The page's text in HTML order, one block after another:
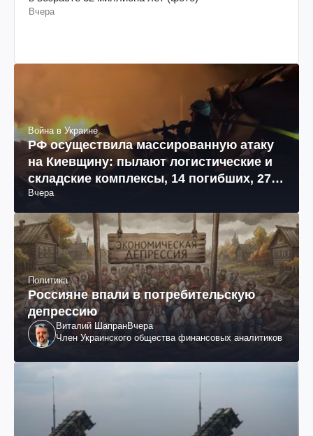
Вчера
Война в Украине
РФ осуществила массированную атаку
на Киевщину: пылают логистические и
складские комплексы, 14 погибших, 27
раненых (фото, видео)
Вчера
Политика
Россияне впали в потребительскую
депрессию
Виталий ШапранВчера
Член Украинского общества финансовых аналитиков